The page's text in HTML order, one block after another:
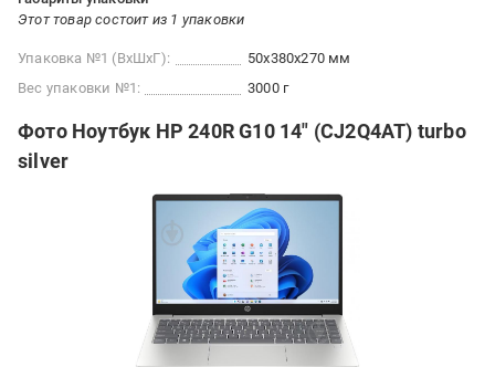
Этот товар состоит из 1 упаковки
Упаковка №1 (ВхШхГ):
50x380x270 мм
Вес упаковки №1:
3000 г
Фото Ноутбук HP 240R G10 14" (CJ2Q4AT) turbo
silver